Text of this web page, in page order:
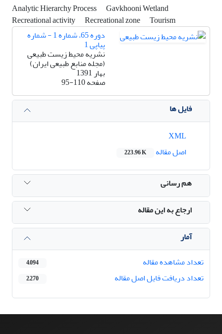
Analytic Hierarchy Process
Gavkhooni Wetland
Recreational activity
Recreational zone
Tourism
دوره 65، شماره 1 - شماره
پیاپی 1
نشریه محیط زیست طبیعی
(مجله منابع طبیعی ایران)
بهار 1391
صفحه95-110
فایل ها
اصل مقاله
223.96 K
هم رسانی
ارجاع به این مقاله
آمار
تعداد مشاهده مقاله
4,094
تعداد دریافت فایل اصل مقاله 2,270